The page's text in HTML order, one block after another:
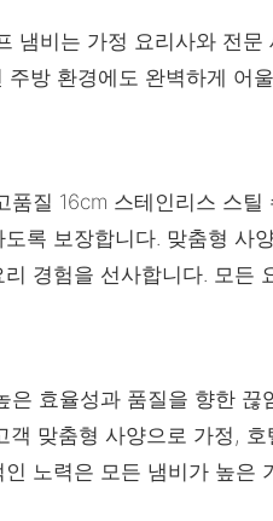
냄비는 가정 요리사와 전
방 환경에도 완벽하게 어
품질 16cm 스테인리스 스
록 보장합니다. 맞춤형 사
경험을 선사합니다. 모
은 효율성과 품질을 향한
객 맞춤형 사양으로 가정,
노력은 모든 냄비가 높